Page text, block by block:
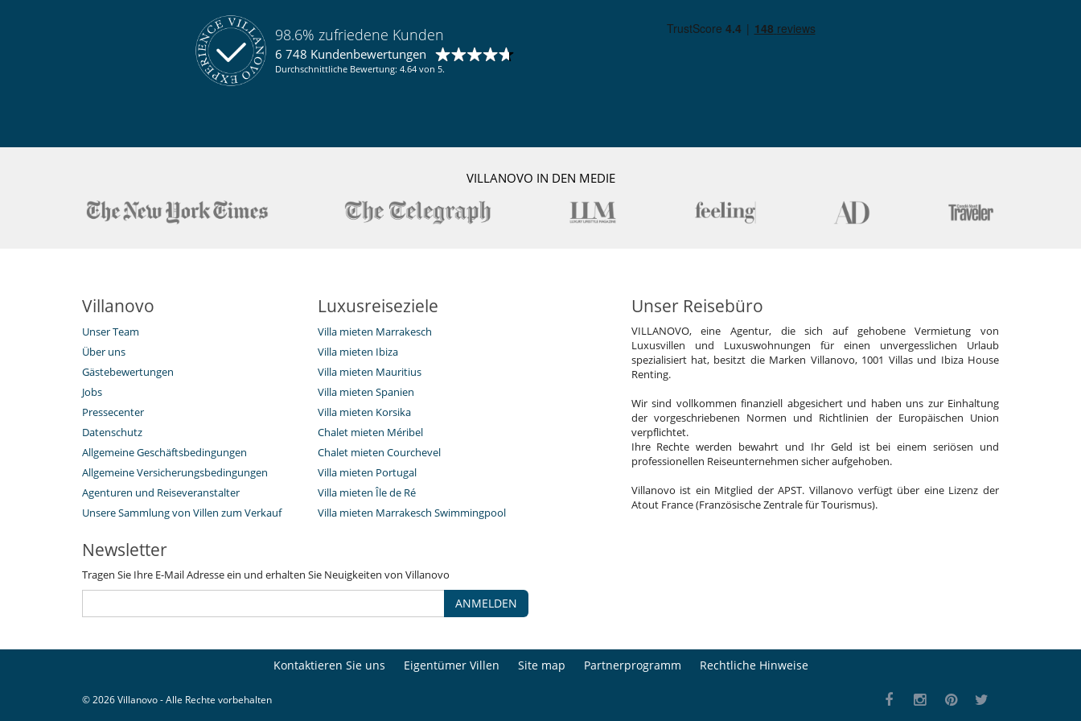
98.6% zufriedene Kunden
6 748 Kundenbewertungen
Durchschnittliche Bewertung: 4.64 von 5.
VILLANOVO IN DEN MEDIE
Villanovo
Unser Team
Über uns
Gästebewertungen
Jobs
Pressecenter
Datenschutz
Allgemeine Geschäftsbedingungen
Allgemeine Versicherungsbedingungen
Agenturen und Reiseveranstalter
Unsere Sammlung von Villen zum Verkauf
Luxusreiseziele
Villa mieten Marrakesch
Villa mieten Ibiza
Villa mieten Mauritius
Villa mieten Spanien
Villa mieten Korsika
Chalet mieten Méribel
Chalet mieten Courchevel
Villa mieten Portugal
Villa mieten Île de Ré
Villa mieten Marrakesch Swimmingpool
Unser Reisebüro
VILLANOVO, eine Agentur, die sich auf gehobene Vermietung von
Luxusvillen und Luxuswohnungen für einen unvergesslichen Urlaub
spezialisiert hat, besitzt die Marken Villanovo, 1001 Villas und Ibiza House
Renting.
Wir sind vollkommen finanziell abgesichert und haben uns zur Einhaltung
der vorgeschriebenen Normen und Richtlinien der Europäischen Union
verpflichtet.
Ihre Rechte werden bewahrt und Ihr Geld ist bei einem seriösen und
professionellen Reiseunternehmen sicher aufgehoben.
Villanovo ist ein Mitglied der APST. Villanovo verfügt über eine Lizenz der
Atout France (Französische Zentrale für Tourismus).
Newsletter
Tragen Sie Ihre E-Mail Adresse ein und erhalten Sie Neuigkeiten von Villanovo
ANMELDEN
Kontaktieren Sie uns Eigentümer Villen Site map Partnerprogramm Rechtliche Hinweise
© 2026 Villanovo - Alle Rechte vorbehalten